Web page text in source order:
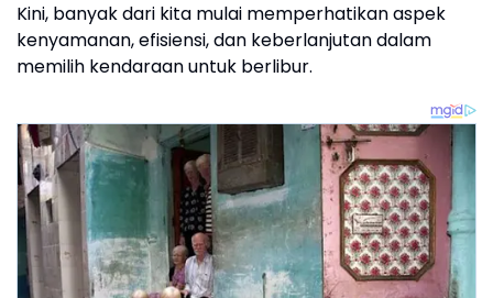
Kini, banyak dari kita mulai memperhatikan aspek
kenyamanan, efisiensi, dan keberlanjutan dalam
memilih kendaraan untuk berlibur.